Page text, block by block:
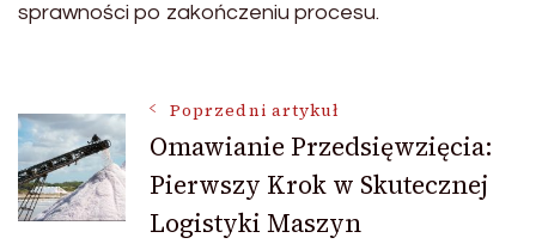
sprawności po zakończeniu procesu.
Nawigacja
wpisu
Poprzedni artykuł
Omawianie Przedsięwzięcia:
Pierwszy Krok w Skutecznej
Logistyki Maszyn